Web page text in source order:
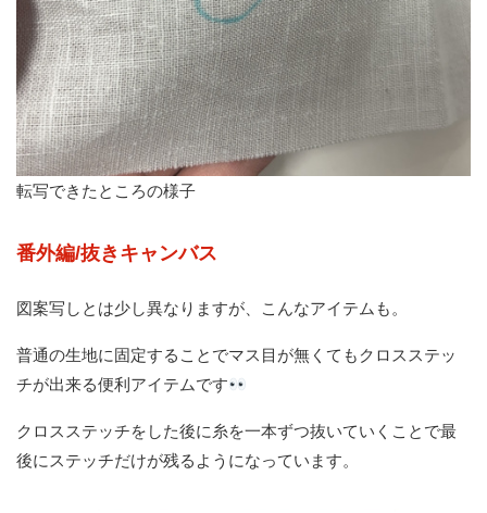
転写できたところの様子
番外編/抜きキャンバス
図案写しとは少し異なりますが、こんなアイテムも。
普通の生地に固定することでマス目が無くてもクロスステッ
チが出来る便利アイテムです
クロスステッチをした後に糸を一本ずつ抜いていくことで最
後にステッチだけが残るようになっています。